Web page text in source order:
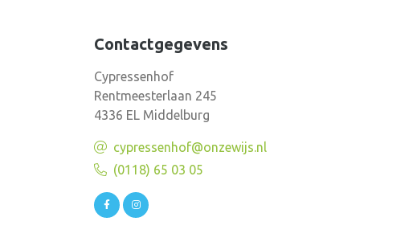
Contactgegevens
Cypressenhof
Rentmeesterlaan 245
4336 EL Middelburg
cypressenhof@onzewijs.nl
(0118) 65 03 05